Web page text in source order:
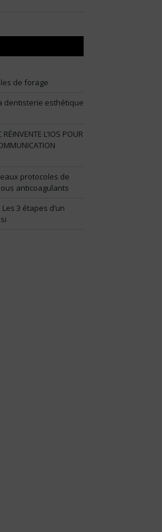
de forage
dentisterie esthétique
L’IOS POUR
protocoles de
anticoagulants
Les 3 étapes d’un